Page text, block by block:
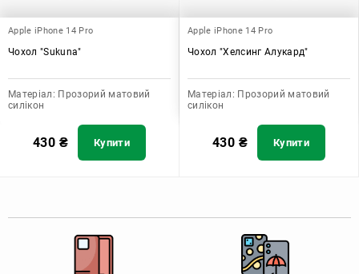
Apple iPhone 14 Pro
Чохол "Sukuna"
Матеріал: Прозорий матовий
силікон
430 ₴ Купити
Apple iPhone 14 Pro
Чохол "Хелсинг Алукард"
Матеріал: Прозорий матовий
силікон
430 ₴ Купити